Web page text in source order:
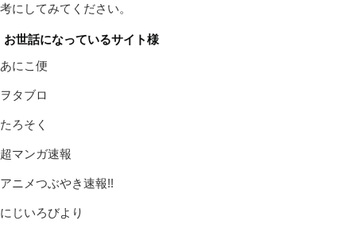
考にしてみてください。
お世話になっているサイト様
あにこ便
ヲタブロ
たろそく
超マンガ速報
アニメつぶやき速報!!
にじいろびより